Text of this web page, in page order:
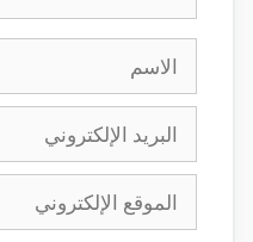
الاسم
البريد
الإلكتروني
الموقع
الإلكتروني